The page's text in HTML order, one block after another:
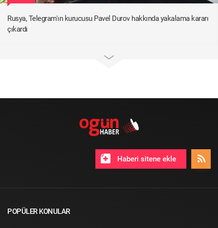
Rusya, Telegram'ın kurucusu Pavel Durov hakkında yakalama kararı
çıkardı
Haberi sitene ekle
POPÜLER KONULAR